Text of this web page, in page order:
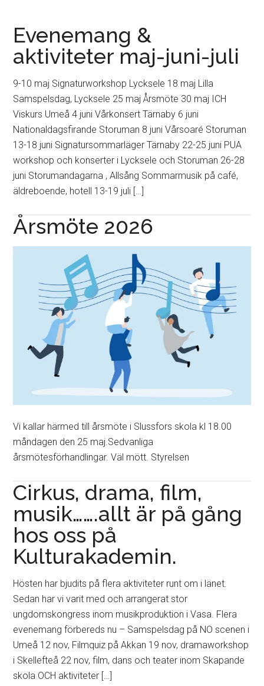
Evenemang &
aktiviteter maj-juni-juli
9-10 maj Signaturworkshop Lycksele 18 maj Lilla
Samspelsdag, Lycksele 25 maj Årsmöte 30 maj ICH
Viskurs Umeå 4 juni Vårkonsert Tärnaby 6 juni
Nationaldagsfirande Storuman 8 juni Vårsoaré Storuman
13-18 juni Signatursommarläger Tärnaby 22-25 juni PUA
workshop och konserter i Lycksele och Storuman 26-28
juni Storumandagarna , Allsång Sommarmusik på café,
äldreboende, hotell 13-19 juli […]
Årsmöte 2026
Vi kallar härmed till årsmöte i Slussfors skola kl 18.00
måndagen den 25 maj.Sedvanliga
årsmötesförhandlingar. Väl mött. Styrelsen
Cirkus, drama, film,
musik…….allt är på gång
hos oss på
Kulturakademin.
Hösten har bjudits på flera aktiviteter runt om i länet.
Sedan har vi varit med och arrangerat stor
ungdomskongress inom musikproduktion i Vasa. Flera
evenemang förbereds nu – Samspelsdag på NO scenen i
Umeå 12 nov, Filmquiz på Akkan 19 nov, dramaworkshop
i Skellefteå 22 nov, film, dans och teater inom Skapande
skola OCH aktiviteter […]